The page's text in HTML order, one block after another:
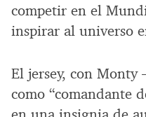
competir en el
inspirar al universo
El jersey, con
como “comandante